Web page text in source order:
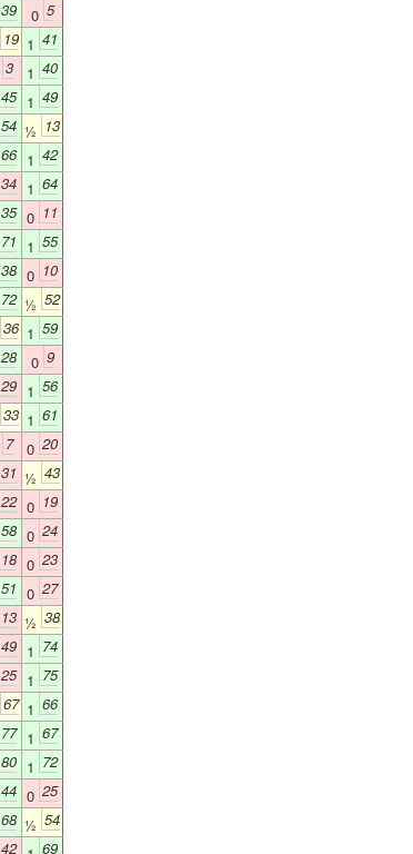
39 0 5
19 1 41
3 1 40
45 1 49
54 ½ 13
66 1 42
34 1 64
35 0 11
71 1 55
38 0 10
72 ½ 52
36 1 59
28 0 9
29 1 56
33 1 61
7 0 20
31 ½ 43
22 0 19
58 0 24
18 0 23
51 0 27
13 ½ 38
49 1 74
25 1 75
67 1 66
77 1 67
80 1 72
44 0 25
68 ½ 54
42
69